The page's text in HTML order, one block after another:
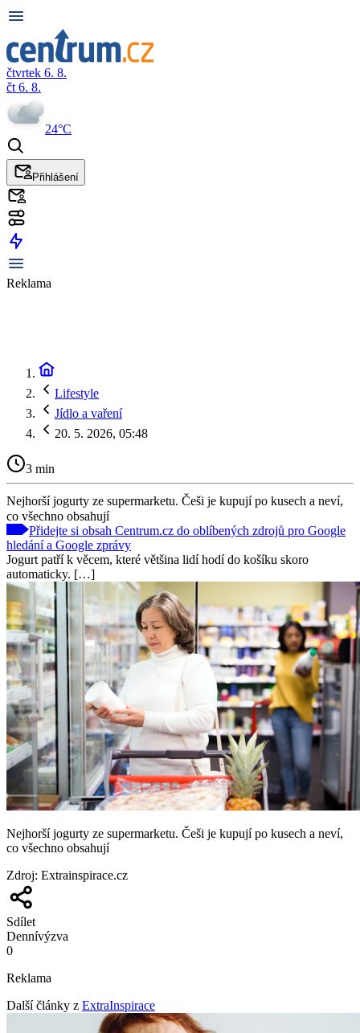
čtvrtek 6. 8.
čt 6. 8.
24°C
Přihlášení
Reklama
Lifestyle
Jídlo a vaření
20. 5. 2026, 05:48
3 min
Nejhorší jogurty ze supermarketu. Češi je kupují po kusech a neví,
co všechno obsahují
Přidejte si obsah Centrum.cz do oblíbených zdrojů pro Google
hledání a Google zprávy
Jogurt patří k věcem, které většina lidí hodí do košíku skoro
automaticky. […]
Nejhorší jogurty ze supermarketu. Češi je kupují po kusech a neví,
co všechno obsahují
Zdroj: Extrainspirace.cz
Sdílet
Dennívýzva
0
Reklama
Další články z ExtraInspirace